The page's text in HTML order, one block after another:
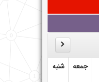
جمعه شنبه